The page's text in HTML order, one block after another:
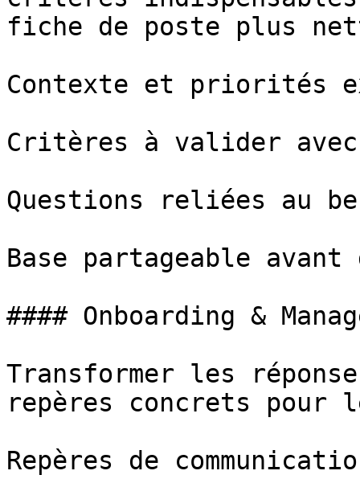
fiche de poste plus
Contexte et priorités
Critères à valider avec
Questions reliées au
Base partageable
#### Onboarding &
Transformer les
repères concrets pour
Repères de